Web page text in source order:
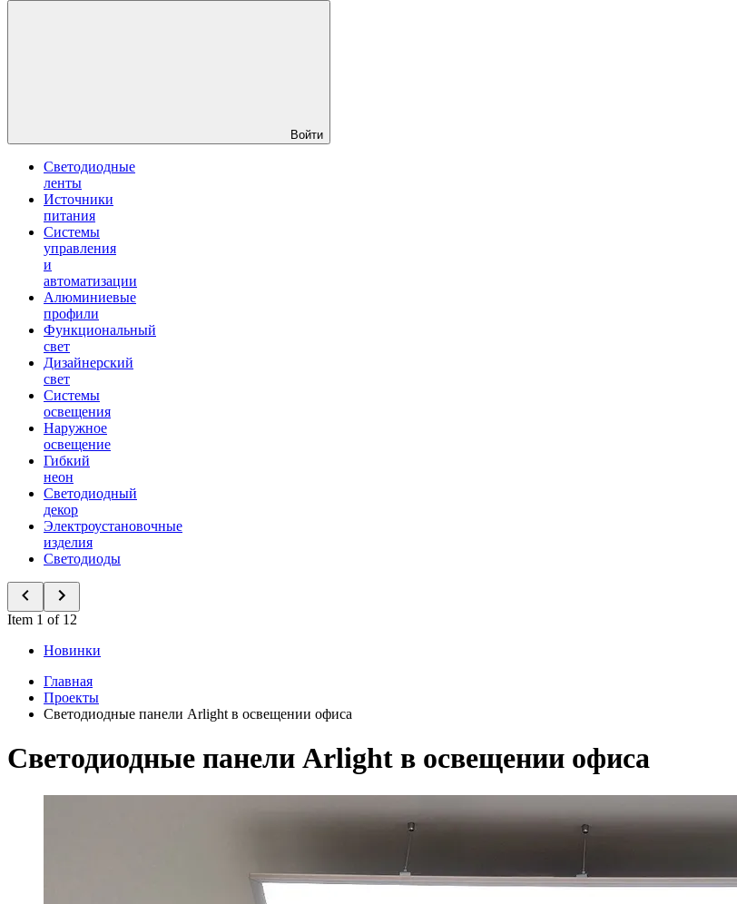
Войти
Светодиодные
ленты
Источники
питания
Системы
управления
и
автоматизации
Алюминиевые
профили
Функциональный
свет
Дизайнерский
свет
Системы
освещения
Наружное
освещение
Гибкий
неон
Светодиодный
декор
Электроустановочные
изделия
Светодиоды
Item 1 of 12
Новинки
Главная
Проекты
Светодиодные панели Arlight в освещении офиса
Светодиодные панели Arlight в освещении офиса